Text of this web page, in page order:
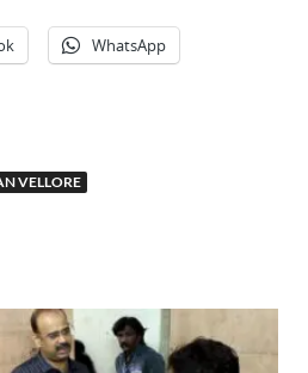
WhatsApp
VELLORE